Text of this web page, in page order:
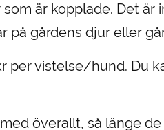
som är kopplade. Det
på gårdens djur eller
per vistelse/hund. Du
överallt, så länge